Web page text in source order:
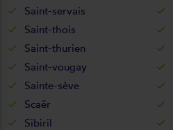
Saint-servais
Saint-thois
Saint-thurien
Saint-vougay
Sainte-sève
Scaër
Sibiril